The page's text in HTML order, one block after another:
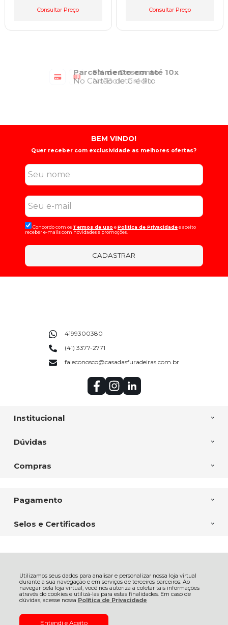
Utilizamos seus dados para analisar e personalizar nossa loja virtual
durante a sua navegação e em serviços de terceiros parceiros. Ao
navegar pela loja virtual, você nos autoriza a coletar tais informações
através do cookies e utilizá-las para estas finalidades. Em caso de
dúvidas, acesse nossa Política de Privacidade
Entendi e Aceito
Consultar Preço Consultar Preço
Parcelamento em até 10x
No Cartão de Crédito
BEM VINDO!
Quer receber com exclusividade as melhores ofertas?
Concordo com os Termos de uso ePolitica de Privacidadee aceito
receber e-mails com novidades e promoções.
CADASTRAR
Institucional
Dúvidas
Compras
4199300380
(41) 3377-2771
faleconosco@casadasfuradeiras.com.br
Pagamento
Selos e Certificados
- 6338 - Uberaba - 81560-000 - Curitiba - PR
CNPJ: 03.444.274/0001-68 | © Todos os direitos reservados - Casa das
Furadeiras - 2026